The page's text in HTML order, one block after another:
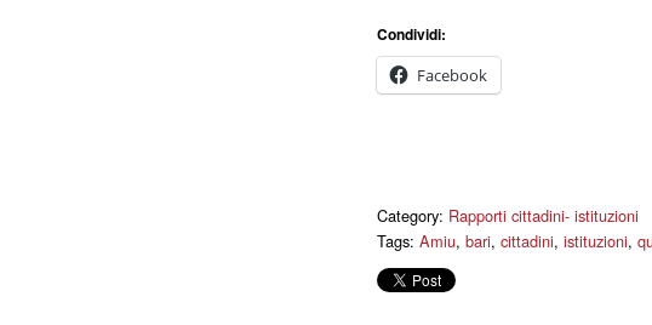
Condividi:
Facebook
Category: Rapporti cittadini- istituzioni
Tags: Amiu, bari, cittadini, istituzioni,